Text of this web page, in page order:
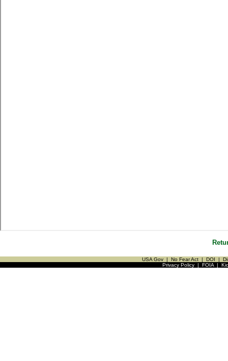
USA Gov | No Fear Act | DOI |
Privacy Policy| FOIA|